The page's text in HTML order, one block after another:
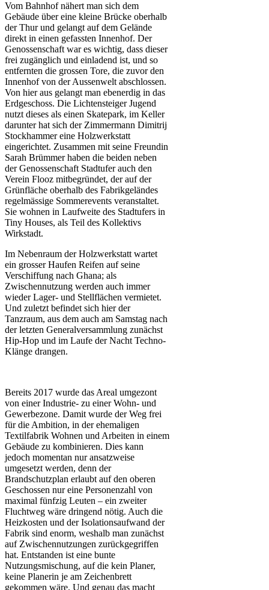
Vom Bahnhof nähert man sich dem
Gebäude über eine kleine Brücke oberhalb
der Thur und gelangt auf dem Gelände
direkt in einen gefassten Innenhof. Der
Genossenschaft war es wichtig, dass dieser
frei zugänglich und einladend ist, und so
entfernten die grossen Tore, die zuvor den
Innenhof von der Aussenwelt abschlossen.
Von hier aus gelangt man ebenerdig in das
Erdgeschoss. Die Lichtensteiger Jugend
nutzt dieses als einen Skatepark, im Keller
darunter hat sich der Zimmermann Dimitrij
Stockhammer eine Holzwerkstatt
eingerichtet. Zusammen mit seine Freundin
Sarah Brümmer haben die beiden neben
der Genossenschaft Stadtufer auch den
Verein Flooz mitbegründet, der auf der
Grünfläche oberhalb des Fabrikgeländes
regelmässige Sommerevents veranstaltet.
Sie wohnen in Laufweite des Stadtufers in
Tiny Houses, als Teil des Kollektivs
Wirkstadt.
Im Nebenraum der Holzwerkstatt wartet
ein grosser Haufen Reifen auf seine
Verschiffung nach Ghana; als
Zwischennutzung werden auch immer
wieder Lager- und Stellflächen vermietet.
Und zuletzt befindet sich hier der
Tanzraum, aus dem auch am Samstag nach
der letzten Generalversammlung zunächst
Hip-Hop und im Laufe der Nacht Techno-
Klänge drangen.
Bereits 2017 wurde das Areal umgezont
von einer Industrie- zu einer Wohn- und
Gewerbezone. Damit wurde der Weg frei
für die Ambition, in der ehemaligen
Textilfabrik Wohnen und Arbeiten in einem
Gebäude zu kombinieren. Dies kann
jedoch momentan nur ansatzweise
umgesetzt werden, denn der
Brandschutzplan erlaubt auf den oberen
Geschossen nur eine Personenzahl von
maximal fünfzig Leuten – ein zweiter
Fluchtweg wäre dringend nötig. Auch die
Heizkosten und der Isolationsaufwand der
Fabrik sind enorm, weshalb man zunächst
auf Zwischennutzungen zurückgegriffen
hat. Entstanden ist eine bunte
Nutzungsmischung, auf die kein Planer,
keine Planerin je am Zeichenbrett
gekommen wäre. Und genau das macht